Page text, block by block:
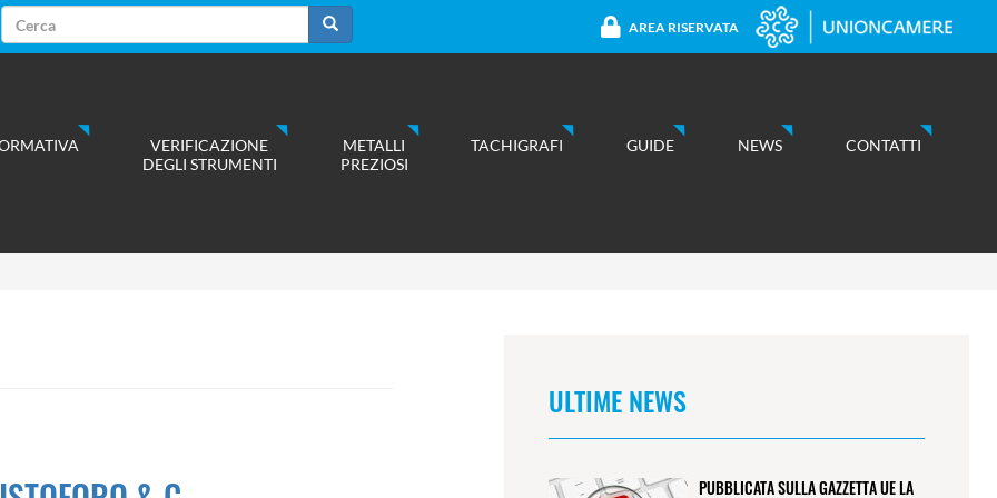
Form
di
Cerca
AREA RISERVATA
VERIFICAZIONE
DEGLI STRUMENTI
METALLI
PREZIOSI
TACHIGRAFI GUIDE NEWS CONTATTI
ULTIME NEWS
PUBBLICATA SULLA GAZZETTA UE LA